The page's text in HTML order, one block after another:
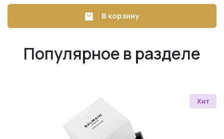
В корзину
Популярное в разделе
Хит